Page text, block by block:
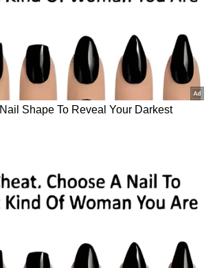
ಜನರಿಗೆ ಎಲ್ಲಾ ವಲಯದಲ್ಲಿಯೂ
ಅಧಿಕಾರಿಗಳಿಂದ ಮೆಚ್ಚುಗೆ, ಸಂಬಳ
ಹಾಗೆಯೇ ಪೂರ್ವಜರ ಆಸ್ತಿ
ಗೆಲುವು ನಿಮ್ಮದಾಗಲಿದೆ.